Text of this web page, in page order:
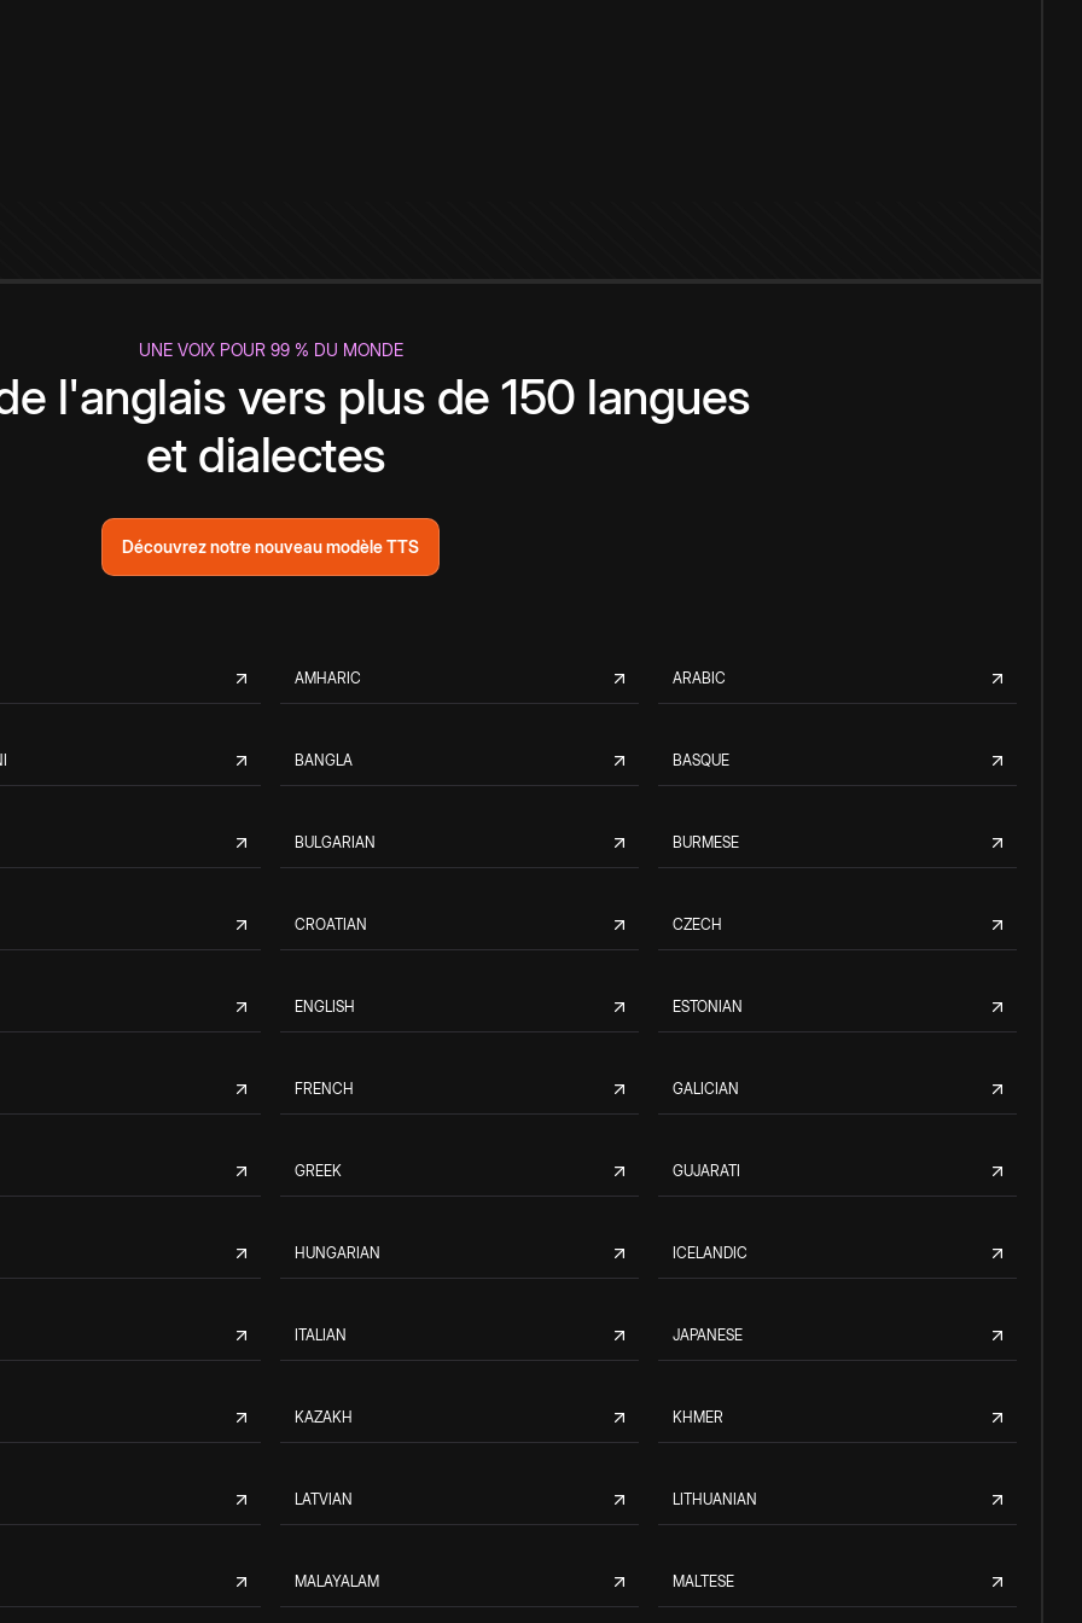
UNE VOIX POUR 99 % DU MONDE
l'anglais vers plus de 150 langues
et dialectes
Découvrez notre nouveau modèle TTS
AMHARIC ARABIC
BANGLA BASQUE
BULGARIAN BURMESE
CROATIAN CZECH
ENGLISH ESTONIAN
FRENCH GALICIAN
GREEK GUJARATI
HUNGARIAN ICELANDIC
ITALIAN JAPANESE
KAZAKH KHMER
LATVIAN LITHUANIAN
MALAYALAM MALTESE